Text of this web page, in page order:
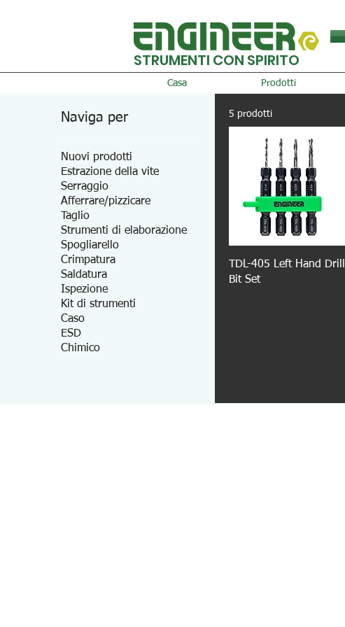
STRUMENTI CON SPIRITO
Casa Prodotti
Naviga per
Nuovi prodotti
Estrazione della vite
Serraggio
Afferrare/pizzicare
Taglio
Strumenti di elaborazione
Spogliarello
Crimpatura
Saldatura
Ispezione
Kit di strumenti
Caso
ESD
Chimico
5 prodotti
TDL-405 Left Hand Drill
Bit Set